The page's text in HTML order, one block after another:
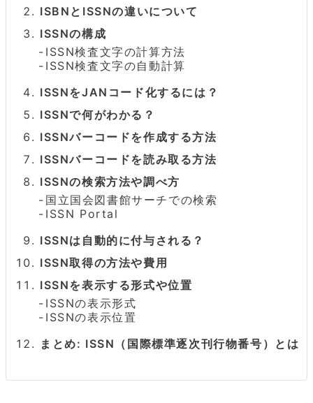
ISBNとISSNの違いについて
ISSNの構成
ISSN検査文字の計算方法
ISSN検査文字の自動計算
ISSNをJANコード化するには？
ISSNで何がわかる？
ISSNバーコードを作成する方法
ISSNバーコードを読み取る方法
ISSNの検索方法や調べ方
国立国会図書館サーチでの検索
ISSN Portal
ISSNは自動的に付与される？
ISSN取得の方法や費用
ISSNを表示する形式や位置
ISSNの表示形式
ISSNの表示位置
まとめ: ISSN（国際標準逐次刊行物番号）とは